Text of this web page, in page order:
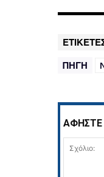
ΠΗΓΗ
ΑΦΗΣΤΕ